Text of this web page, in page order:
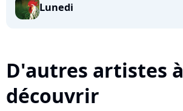
Lunedi
D'autres artistes à
découvrir